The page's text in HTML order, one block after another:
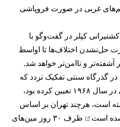
غربی در صورت فروپاشی
کپلر در گفت‌و‌گو با
حل‌نشدن اختلاف‌ها تا اواسط
آشفته‌تر و ناامن‌تر خواهد شد.
در گذرگاه سنتی تفکیک تردد که
سازمان بین‌المللی دریانوردی در سال ۱۹۶۸ تعیین کرده بود،
است، هرچند تهران بر اساس
است
ظرف ۳۰ روز مین‌های